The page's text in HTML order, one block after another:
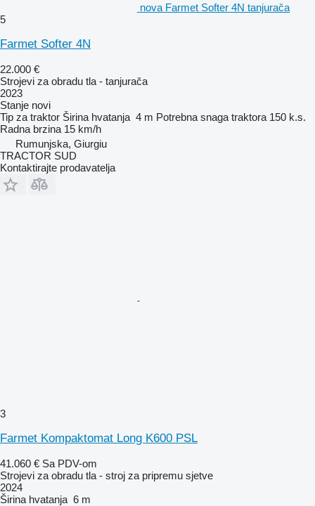
nova Farmet Softer 4N tanjurača
5
Farmet Softer 4N
22.000 €
Strojevi za obradu tla - tanjurača
2023
Stanje novi
Tip za traktor Širina hvatanja 4 m Potrebna snaga traktora 150 k.s.
Radna brzina 15 km/h
Rumunjska, Giurgiu
TRACTOR SUD
Kontaktirajte prodavatelja
3
Farmet Kompaktomat Long K600 PSL
41.060 € Sa PDV-om
Strojevi za obradu tla - stroj za pripremu sjetve
2024
Širina hvatanja 6 m